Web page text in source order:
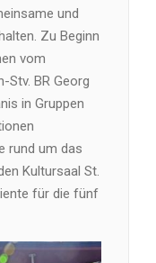
und
Zu Beginn
vom
Stv. BR Georg
in Gruppen
rund um das
Kultursaal St.
für die fünf